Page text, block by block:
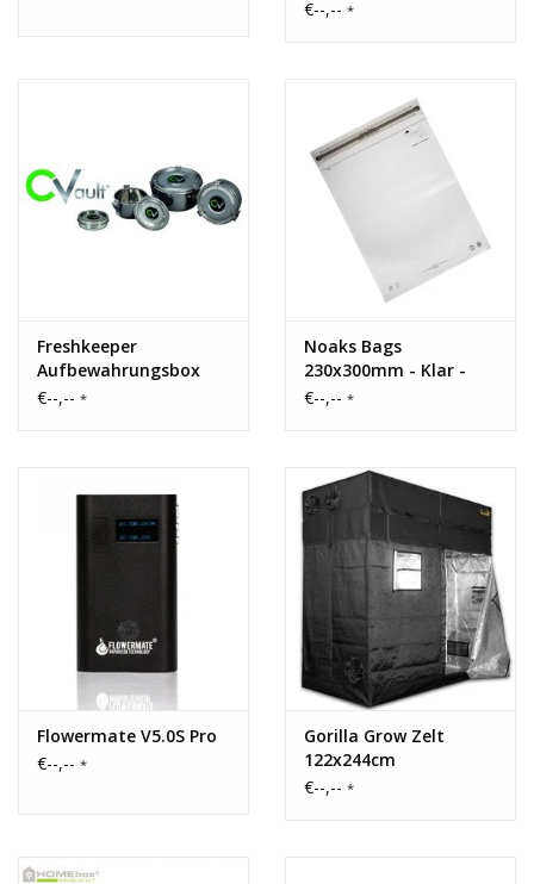
€--,-- *
Freshkeeper
Aufbewahrungsbox
€--,-- *
Noaks Bags
230x300mm - Klar -
0,1mm
€--,-- *
Flowermate V5.0S Pro
€--,-- *
Gorilla Grow Zelt
122x244cm
€--,-- *